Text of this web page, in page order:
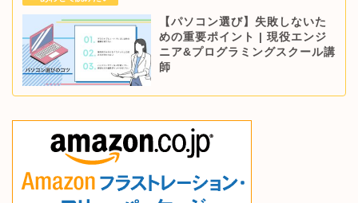
【パソコン選び】失敗しないた
めの重要ポイント | 現役エンジ
ニア&プログラミングスクール講
師